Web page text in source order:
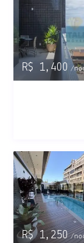
R$ 1,400/
R$ 1,250/